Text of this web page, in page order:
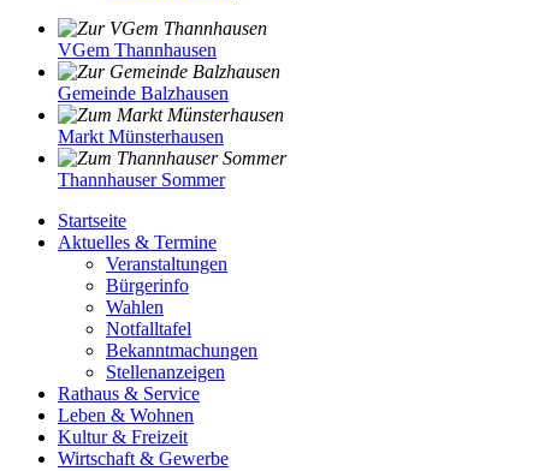
VGem Thannhausen
Gemeinde Balzhausen
Markt Münsterhausen
Thannhauser Sommer
Startseite
Aktuelles & Termine
Veranstaltungen
Bürgerinfo
Wahlen
Notfalltafel
Bekanntmachungen
Stellenanzeigen
Rathaus & Service
Leben & Wohnen
Kultur & Freizeit
Wirtschaft & Gewerbe